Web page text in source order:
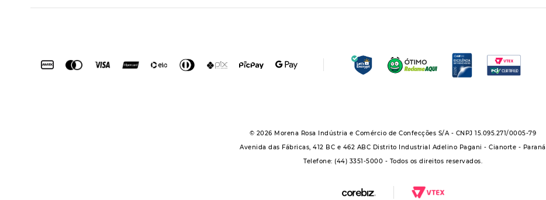
© 2026 Morena Rosa Indústria e Comércio de Confecções S/A - CNPJ 15.095.271/0005-79
Avenida das Fábricas, 412 BC e 462 ABC Distrito Industrial Adelino Pagani - Cianorte - Paraná
Telefone: (44) 3351-5000 - Todos os direitos reservados.